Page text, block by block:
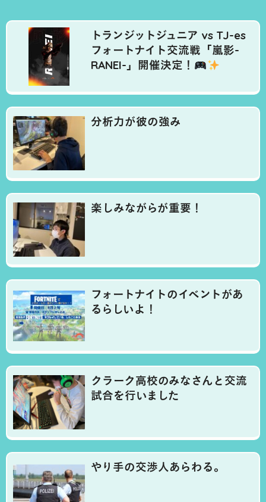
トランジットジュニア vs TJ-es
フォートナイト交流戦「嵐影-
RANEI-」開催決定！
分析力が彼の強み
楽しみながらが重要！
フォートナイトのイベントがあ
るらしいよ！
クラーク高校のみなさんと交流
試合を行いました
やり手の交渉人あらわる。